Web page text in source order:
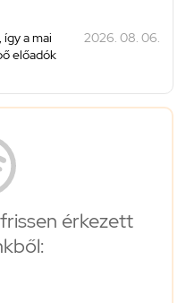
a mai
előadók
2026. 08. 06.
érkezett